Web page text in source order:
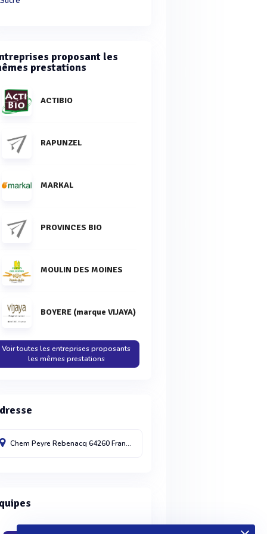
proposant les
prestations
ACTIBIO
RAPUNZEL
MARKAL
PROVINCES BIO
MOULIN DES MOINES
BOYERE (marque VIJAYA)
Voir toutes les entreprises proposants
les mêmes prestations
Chem PeyreRebenacq64260France